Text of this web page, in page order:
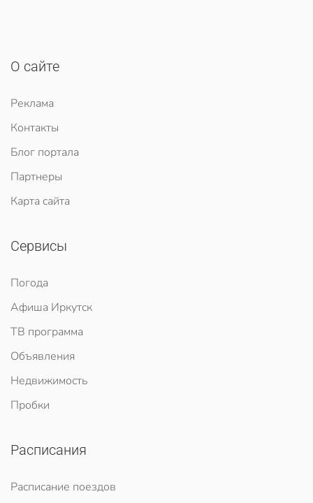
О сайте
Реклама
Контакты
Блог портала
Партнеры
Карта сайта
Сервисы
Погода
Афиша Иркутск
ТВ программа
Объявления
Недвижимость
Пробки
Расписания
Расписание поездов